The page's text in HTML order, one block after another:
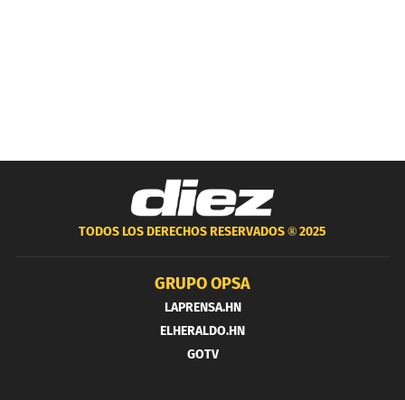
TODOS LOS DERECHOS RESERVADOS ®2025
GRUPO OPSA
LAPRENSA.HN
ELHERALDO.HN
GOTV